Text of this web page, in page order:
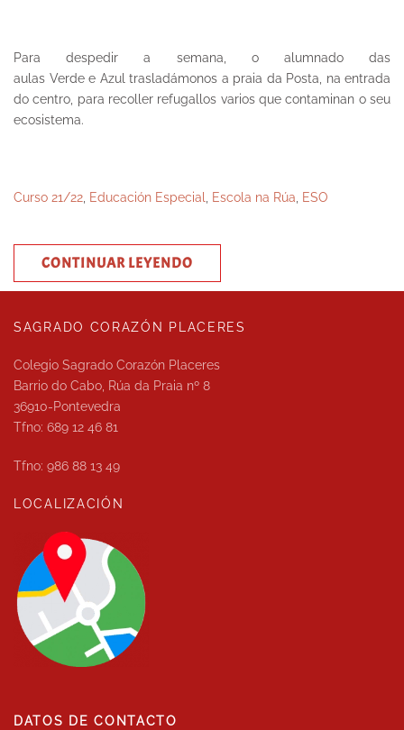
Para despedir a semana, o alumnado das
aulas Verde e Azul trasladámonos a praia da Posta , na entrada
do centro, para recoller refugallos varios que contaminan o seu
ecosistema.
Curso 21/22 Educación Especial Escola na Rúa ESO
CONTINUAR LEYENDO
SAGRADO CORAZÓN PLACERES
Colegio Sagrado Corazón Placeres
Barrio do Cabo, Rúa da Praia nº 8
36910-Pontevedra
Tfno: 689 12 46 81
Tfno: 986 88 13 49
LOCALIZACIÓN
DATOS DE CONTACTO